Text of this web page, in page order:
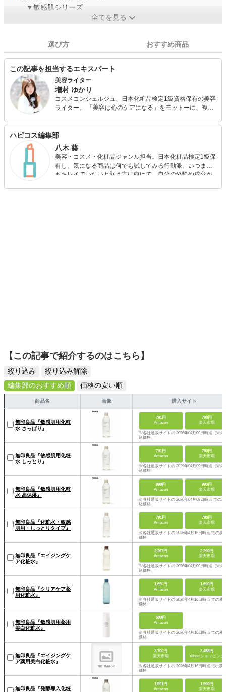
▼敏感肌シリーズ
全てを見る
選び方 おすすめ商品
この記事を担当するエキスパート
美容ライター
増村 ゆかり
コスメコンシェルジュ、日本化粧品検定1級資格保有の美容
ライター。 「美容は心のケアになる」をモットーに、複数
スを解消し、チャームポイントをアピールできるコスメ情
報を発信します！
ハピコス編集部
八木 葵
美容・コスメ・化粧品ジャンル担当。日本化粧品検定1級保
有し、気になる商品は何でも試してみる行動派。いつまで
もキレイでいたいと願う方に向けて、自分の経験や成分か
【この記事で紹介するのはこちら】
絞り込み
絞り込み解除
編集部のおすすめ順
価格の安い順
商品名 画像 購入サイト
無印良品『敏感肌用化粧
水 さっぱり』
791円
Amazon
790円
楽天市場
※各社通販サイトの 2026年04月09日時点 での税
込価格
無印良品『敏感肌用化粧
水 しっとり』
791円
Amazon
790円
楽天市場
※各社通販サイトの 2026年04月09日時点 での税
込価格
無印良品『敏感肌用化粧
水 高保湿』
990円
Amazon
990円
楽天市場
※各社通販サイトの 2026年04月09日時点 での税
込価格
無印良品『化粧水・敏感
肌用・しっとりタイプ』
791円
Amazon
790円
楽天市場
※各社通販サイトの 2026年4月16日時点 での税
価格
無印良品『エイジングケ
ア化粧水』
2,267円
Amazon
2,290円
楽天市場
※各社通販サイトの 2026年04月09日時点 での税
込価格
無印良品『クリアケア薬
用化粧水』
1,690円
Amazon
1,690円
楽天市場
※各社通販サイトの 2026年4月16日時点 での税
価格
無印良品『敏感肌用薬用
美白化粧水』
580円
Amazon
※各社通販サイトの 2026年4月16日時点 での税
価格
無印良品『エイジングケ
ア薬用美白化粧水』
3,700円
楽天市場
3,458円
Yahoo!ショッピング
※各社通販サイトの 2026年4月16日時点 での税
価格
無印良品『発酵導入化粧
1,591円
Amazon
1,590円
楽天市場